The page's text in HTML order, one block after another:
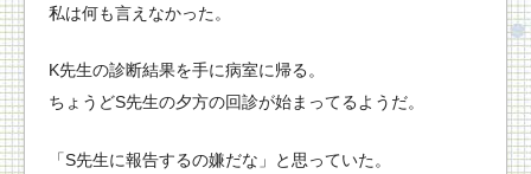
私は何も言えなかった。
K先生の診断結果を手に病室に帰る。
ちょうどS先生の夕方の回診が始まってるようだ。
「S先生に報告するの嫌だな」と思っていた。